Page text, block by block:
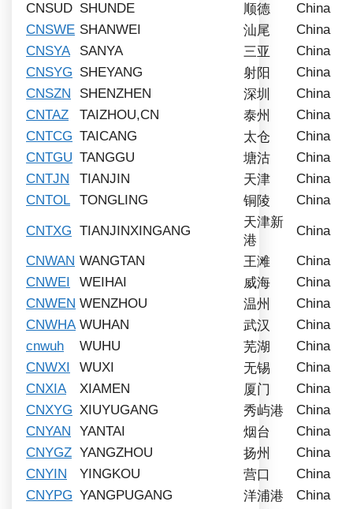
CNSUD SHUNDE 顺德
China
CNSWE SHANWEI 汕尾
China
CNSYA
SANYA 三亚
China
CNSYG SHEYANG 射阳
China
CNSZN
SHENZHEN 深圳
China
CNTAZ
TAIZHOU,CN 泰州
China
CNTCG TAICANG 太仓
China
CNTGU TANGGU 塘沽
China
CNTJN
TIANJIN 天津
China
CNTOL
TONGLING 铜陵 China
CNTXG TIANJINXINGANG
天津新
港
China
CNWAN WANGTAN 王滩
China
CNWEI
WEIHAI 威海
China
CNWEN WENZHOU 温州
China
CNWHA WUHAN 武汉
China
cnwuh
WUHU 芜湖
China
CNWXI
WUXI 无锡
China
CNXIA
XIAMEN 厦门
China
CNXYG XIUYUGANG 秀屿港
China
CNYAN
YANTAI 烟台
China
CNYGZ YANGZHOU 扬州
China
CNYIN
YINGKOU 营口
China
CNYPG YANGPUGANG 洋浦港 China